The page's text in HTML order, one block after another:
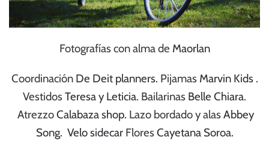
Fotografías con alma de Maorlan
Coordinación De Deit planners. Pijamas Marvin Kids .
VestidosTeresa y Leticia. Bailarinas Belle Chiara.
AtrezzoCalabaza shop. Lazo bordado y alasAbbey
Song. Velo sidecar FloresCayetana Soroa.